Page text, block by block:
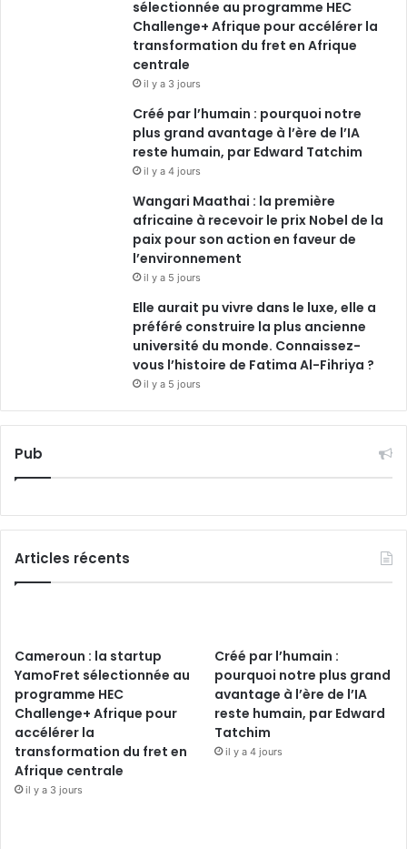
m
sélectionnée au programme HEC
Challenge+ Afrique pour accélérer la
transformation du fret en Afrique
centrale
il y a 3 jours
Créé par l’humain : pourquoi notre
plus grand avantage à l’ère de l’IA
reste humain, par Edward Tatchim
il y a 4 jours
Wangari Maathai : la première
africaine à recevoir le prix Nobel de la
paix pour son action en faveur de
l’environnement
il y a 5 jours
Elle aurait pu vivre dans le luxe, elle a
préféré construire la plus ancienne
université du monde. Connaissez-
vous l’histoire de Fatima Al-Fihriya ?
il y a 5 jours
Pub
Articles récents
Cameroun : la startup
YamoFret sélectionnée au
programme HEC
Challenge+ Afrique pour
accélérer la
transformation du fret en
Afrique centrale
il y a 3 jours
Créé par l’humain :
pourquoi notre plus grand
avantage à l’ère de l’IA
reste humain, par Edward
Tatchim
il y a 4 jours